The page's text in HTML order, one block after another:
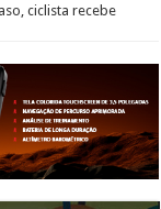
ciclista recebe